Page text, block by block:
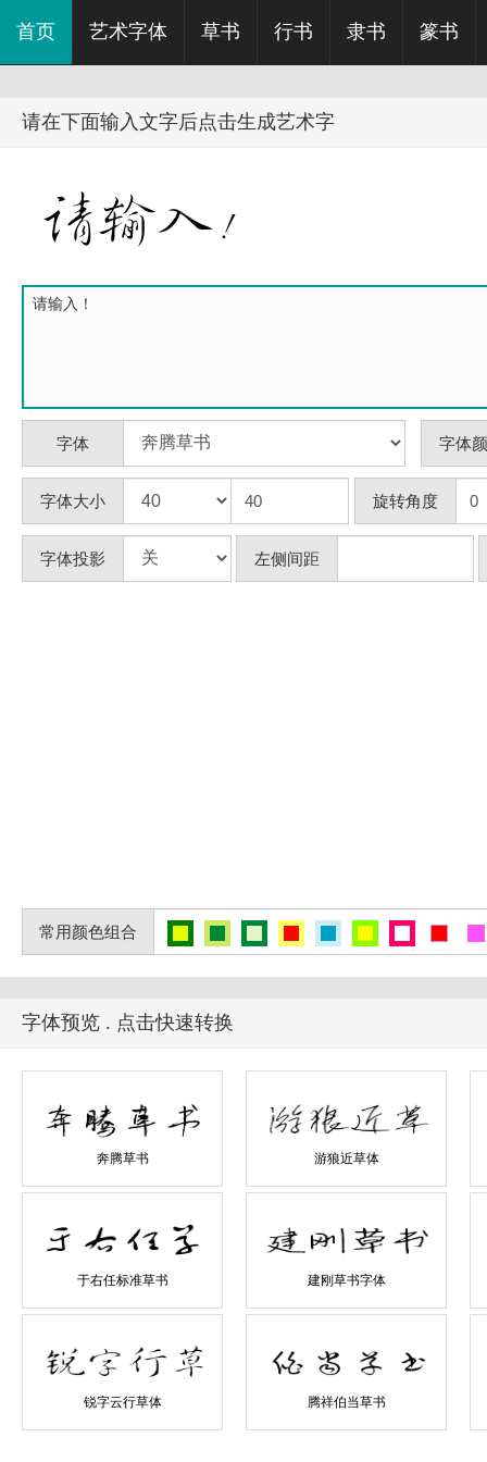
首页 艺术字体 草书 行书 隶书 篆书
请在下面输入文字后点击生成艺术字
字体 字体
字体大小 旋转角度
字体投影 左侧间距
常用颜色组合
字体预览 . 点击快速转换
奔腾草书 游狼近草体
于右任标准草书 建刚草书字体
锐字云行草体 腾祥伯当草书